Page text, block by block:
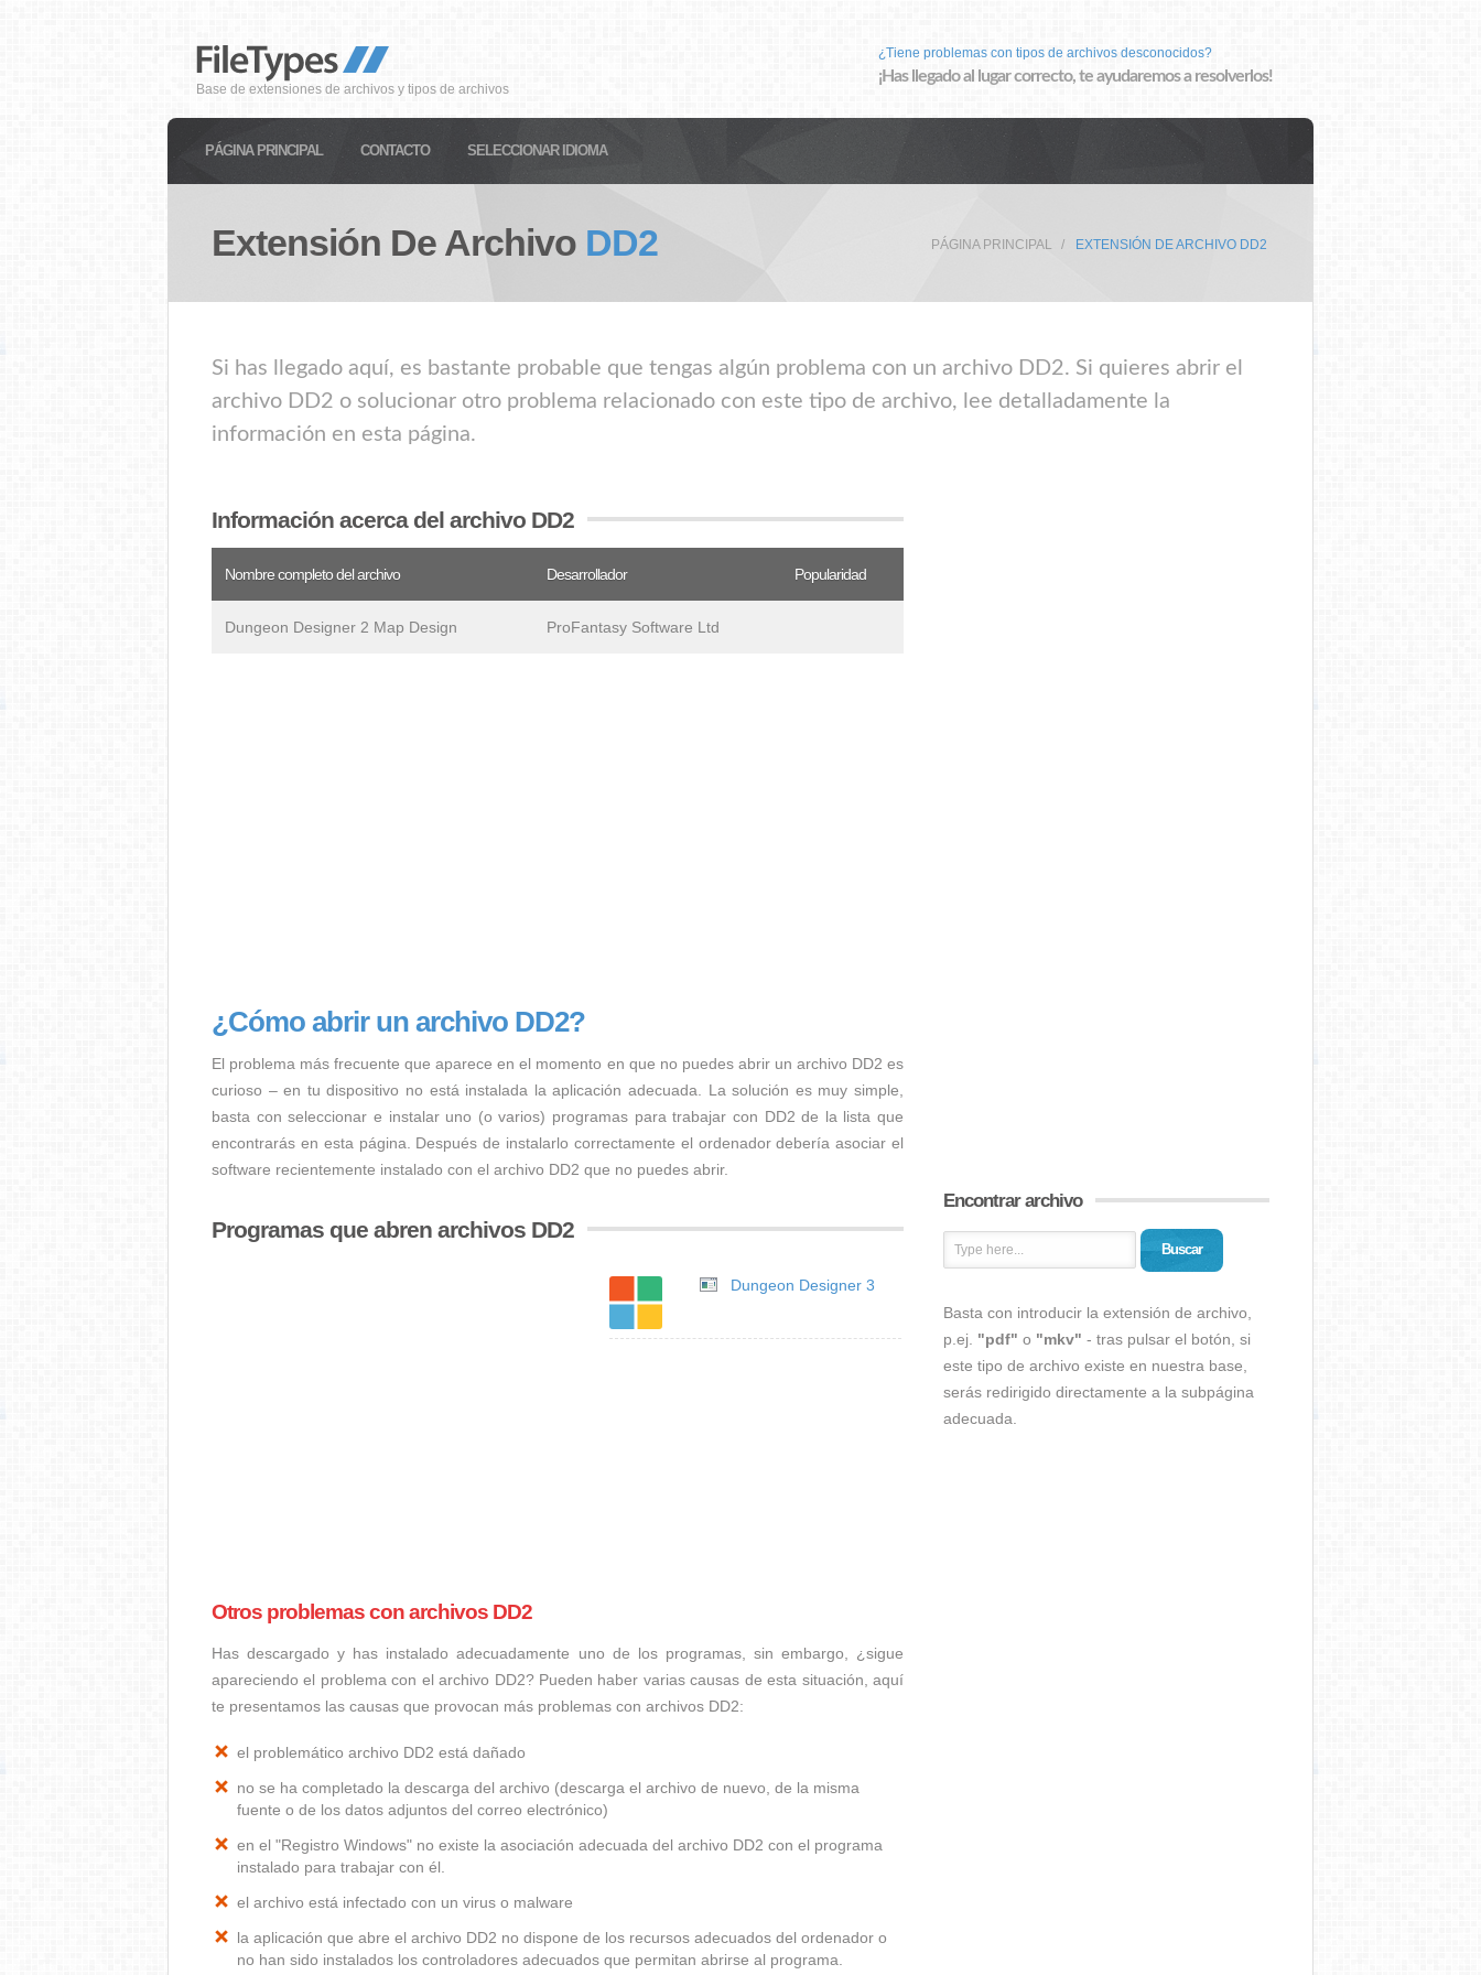
Base de extensiones de archivos y tipos de archivos
¿Tiene problemas con tipos de archivos desconocidos?
¡Has llegado al lugar correcto, te ayudaremos a resolverlos!
PÁGINA PRINCIPAL CONTACTO SELECCIONAR IDIOMA
Extensión De Archivo DD2 PÁGINA PRINCIPAL EXTENSIÓN DE ARCHIVO DD2
Si has llegado aquí, es bastante probable que tengas algún problema con un archivo DD2. Si quieres abrir el
archivo DD2 o solucionar otro problema relacionado con este tipo de archivo, lee detalladamente la
información en esta página.
Información acerca del archivo DD2
Nombre completo del archivo Desarrollador Popularidad
Dungeon Designer 2 Map Design ProFantasy Software Ltd
¿Cómo abrir un archivo DD2?
El problema más frecuente que aparece en el momento en que no puedes abrir un archivo DD2 es
curioso – en tu dispositivo no está instalada la aplicación adecuada. La solución es muy simple,
basta con seleccionar e instalar uno (o varios) programas para trabajar con DD2 de la lista que
encontrarás en esta página. Después de instalarlo correctamente el ordenador debería asociar el
software recientemente instalado con el archivo DD2 que no puedes abrir.
Programas que abren archivos DD2
Dungeon Designer 3
Otros problemas con archivos DD2
Has descargado y has instalado adecuadamente uno de los programas, sin embargo, ¿sigue
apareciendo el problema con el archivo DD2? Pueden haber varias causas de esta situación, aquí
te presentamos las causas que provocan más problemas con archivos DD2:
el problemático archivo DD2 está dañado
no se ha completado la descarga del archivo (descarga el archivo de nuevo, de la misma
fuente o de los datos adjuntos del correo electrónico)
en el "Registro Windows" no existe la asociación adecuada del archivo DD2 con el programa
instalado para trabajar con él.
el archivo está infectado con un virus o malware
la aplicación que abre el archivo DD2 no dispone de los recursos adecuados del ordenador o
no han sido instalados los controladores adecuados que permitan abrirse al programa.
Encontrar archivo
Buscar
Basta con introducir la extensión de archivo,
p.ej. "pdf" o "mkv" - tras pulsar el botón, si
este tipo de archivo existe en nuestra base,
serás redirigido directamente a la subpágina
adecuada.